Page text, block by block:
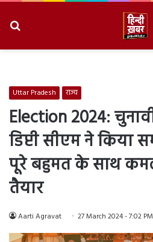
Uttar Pradesh राज्य
Election 2024:
डिप्टी सीएम ने किया
पूरे बहुमत के साथ
तैयार
Aarti Agravat 27 March 2024 - 7:02 PM